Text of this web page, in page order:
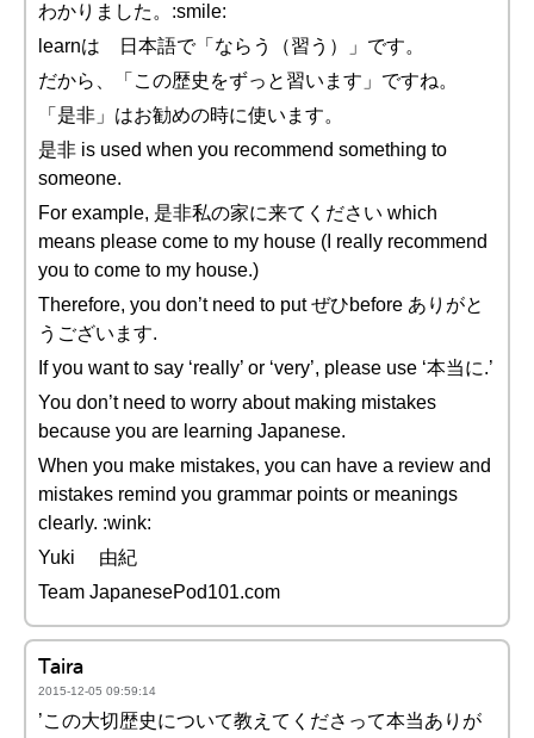
わかりました。:smile:
learnは 日本語で「ならう（習う）」です。
だから、「この歴史をずっと習います」ですね。
「是非」はお勧めの時に使います。
是非 is used when you recommend something to
someone.
For example, 是非私の家に来てください which
means please come to my house (I really recommend
you to come to my house.)
Therefore, you don’t need to put ぜひbefore ありがと
うございます.
If you want to say ‘really’ or ‘very’, please use ‘本当に.’
You don’t need to worry about making mistakes
because you are learning Japanese.
When you make mistakes, you can have a review and
mistakes remind you grammar points or meanings
clearly. :wink:
Yuki 由紀
Team JapanesePod101.com
Taira
2015-12-05 09:59:14
’この大切歴史について教えてくださって本当ありが